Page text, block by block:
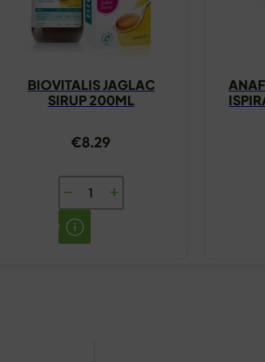
BIOVITALIS JAGLAC
SIRUP 200ML
€8.29
BIOVITALIS
JAGLAC
SIRUP